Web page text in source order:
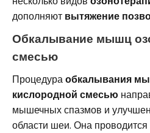
дополняют вытяжение
Обкалывание мышц
смесью
Процедураобкалывания
кислородной смесью
мышечных спазмов и
области шеи. Она